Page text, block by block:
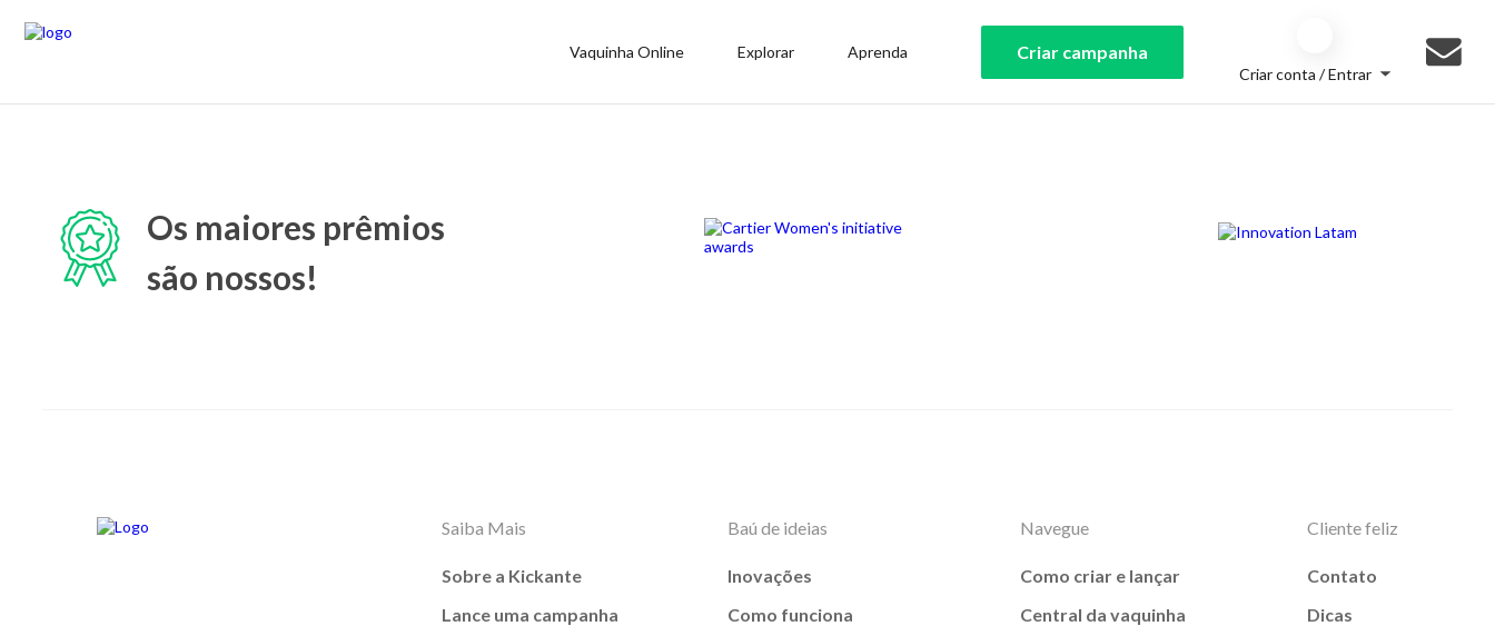
Vaquinha Online Explorar Aprenda Criar campanha
Criar conta / Entrar
Os maiores prêmios
são nossos!
Saiba Mais
Sobre a Kickante
Lance uma campanha
Baú de ideias
Inovações
Como funciona
Navegue
Como criar e lançar
Central da vaquinha
Cliente feliz
Contato
Dicas